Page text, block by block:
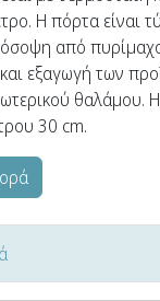
Η πόρτα είναι
από
εξαγωγή των
θαλάμου.
30 cm.